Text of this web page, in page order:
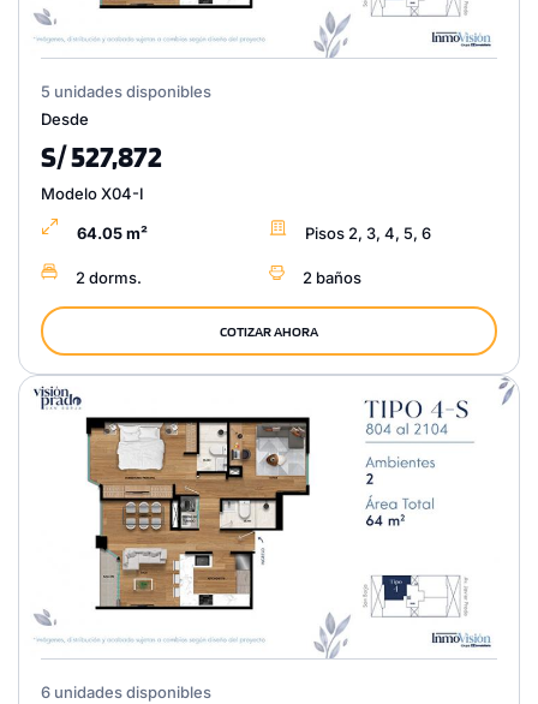
5 unidades disponibles
Desde
S/ 527,872
Modelo X04-I
64.05 m² Pisos 2, 3, 4, 5, 6
2 dorms. 2 baños
COTIZAR AHORA
6 unidades disponibles